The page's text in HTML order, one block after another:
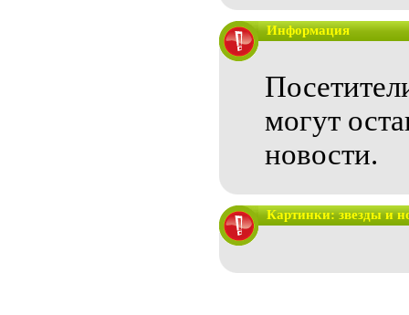
Информация
могут
новости.
Картинки: звезды и